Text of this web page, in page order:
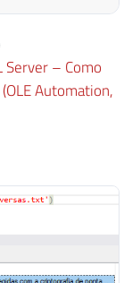
Server – Como
Automation,